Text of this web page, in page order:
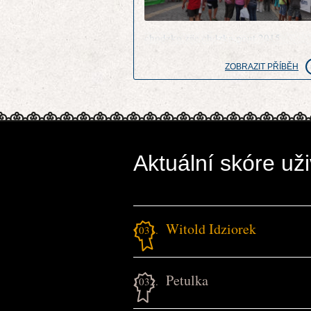
chodzko zije chdzka pout 2015
ZOBRAZIT PŘÍBĚH
Aktuální skóre
1031. Witold Idziorek
1032. Petulka